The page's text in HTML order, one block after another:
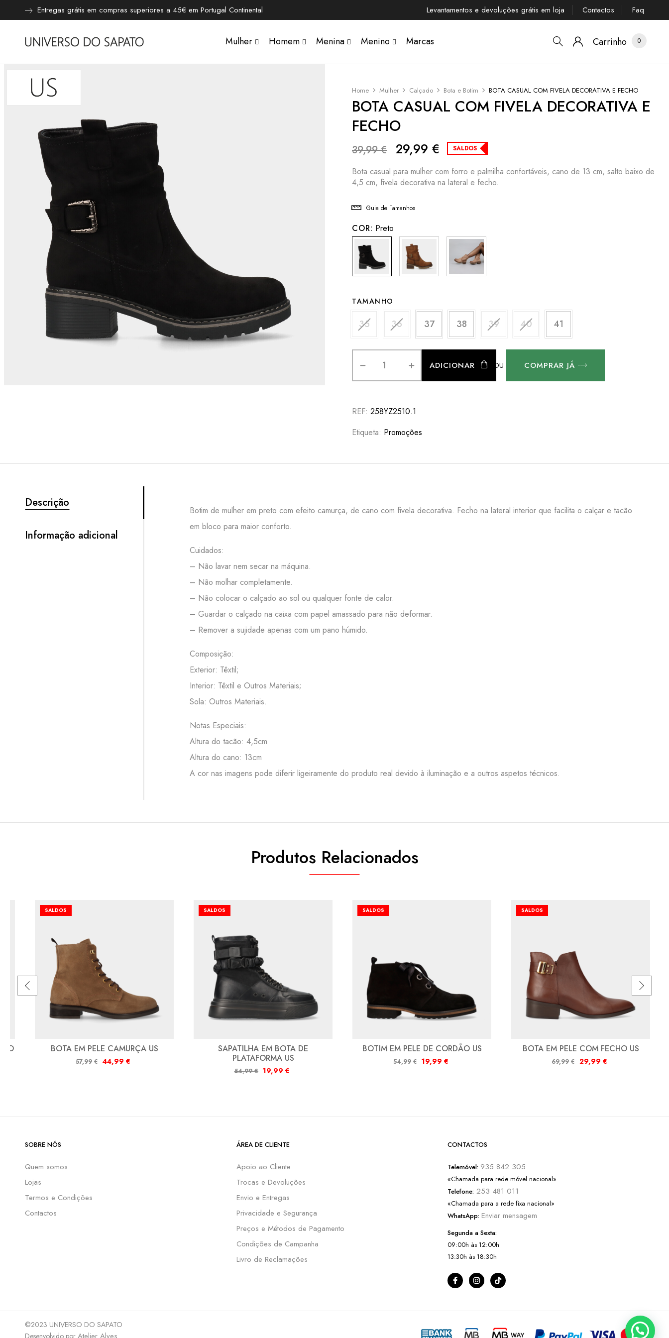
Entregas grátis em compras superiores a 45€ em Portugal Continental Levantamentos e devoluções grátis em loja Contactos Faq
Mulher Homem Menina Menino Marcas Carrinho 0
Home Mulher Calçado Bota e Botim BOTA CASUAL COM FIVELA DECORATIVA E FECHO
BOTA CASUAL COM FIVELA DECORATIVA E
FECHO
39,99€ 29,99 € SALDOS
Bota casual para mulher com forro e palmilha confortáveis, cano de 13 cm, salto baixo de
4,5 cm, fivela decorativa na lateral e fecho.
Guia de Tamanhos
COR: Preto
TAMANHO
35 36 37 38 39 40 41
ADICIONAR OU COMPRAR JÁ
REF: 258YZ2510.1
Etiqueta: Promoções
Descrição
Informação adicional
Botim de mulher em preto com efeito camurça, de cano com fivela decorativa. Fecho na lateral interior que facilita o calçar e tacão
em bloco para maior conforto.
Cuidados:
– Não lavar nem secar na máquina.
– Não molhar completamente.
– Não colocar o calçado ao sol ou qualquer fonte de calor.
– Guardar o calçado na caixa com papel amassado para não deformar.
– Remover a sujidade apenas com um pano húmido.
Composição:
Exterior: Têxtil;
Interior: Têxtil e Outros Materiais;
Sola: Outros Materiais.
Notas Especiais:
Altura do tacão: 4,5cm
Altura do cano: 13cm
A cor nas imagens pode diferir ligeiramente do produto real devido à iluminação e a outros aspetos técnicos.
Produtos Relacionados
SALDOS
BOTA EM PELE CAMURÇA US
57,99€ 44,99 €
SALDOS
SAPATILHA EM BOTA DE
PLATAFORMA US
54,99€ 19,99 €
SALDOS
BOTIM EM PELE DE CORDÃO US
54,99€ 19,99 €
SALDOS
BOTA EM PELE COM FECHO US
69,99€ 29,99 €
SOBRE NÓS
Quem somos
Lojas
Termos e Condições
Contactos
ÁREA DE CLIENTE
Apoio ao Cliente
Trocas e Devoluções
Envio e Entregas
Privacidade e Segurança
Preços e Métodos de Pagamento
Condições de Campanha
Livro de Reclamações
CONTACTOS
Telemóvel: 935 842 305
«Chamada para rede móvel nacional»
Telefone: 253 481 011
«Chamada para a rede fixa nacional»
WhatsApp:Enviar mensagem
Segunda a Sexta:
09:00h às 12:00h
13:30h às 18:30h
©2023 UNIVERSO DO SAPATO
Desenvolvido por